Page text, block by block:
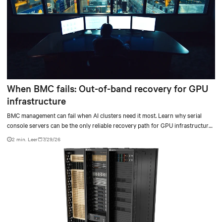
When BMC fails: Out-of-band recovery for GPU
infrastructure
BMC management can fail when AI clusters need it most. Learn why serial
console servers can be the only reliable recovery path for GPU infrastructure
at scale.
2 min. Leer 7/29/26